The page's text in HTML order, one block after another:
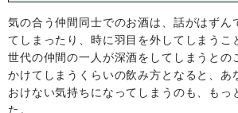
気の合う仲間同士でのお酒は、話がはずん
てしまったり、時に羽目を外してしまうこ
世代の仲間の一人が深酒をしてしまうとの
かけてしまうくらいの飲み方となると、あ
おけない気持ちになってしまうのも、もっ
た。